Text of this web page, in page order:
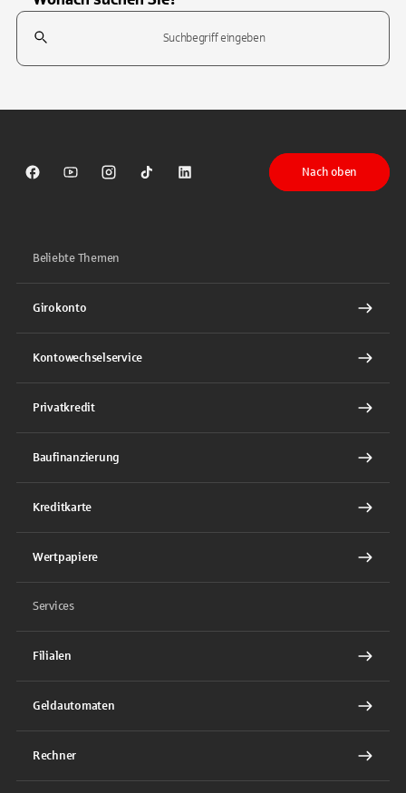
Suchfeld
Sparkasse auf Facebook
Sparkasse auf Youtube
Sparkasse auf Instagram
Sparkasse auf TikTok
Sparkasse auf LinkedIn
Nach oben
Beliebte Themen
Girokonto
Kontowechselservice
Privatkredit
Baufinanzierung
Kreditkarte
Wertpapiere
Services
Filialen
Geldautomaten
Rechner